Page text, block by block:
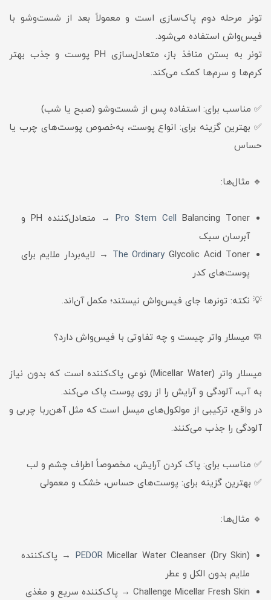
تونر مرحله دوم پاک‌سازی است و معمولاً بعد از شست‌وشو با
فیس‌واش استفاده می‌شود.
تونر به بستن منافذ باز، متعادل‌سازی PH پوست و جذب بهتر
کرم‌ها و سرم‌ها کمک می‌کند.
✅ مناسب برای: استفاده پس از شست‌وشو (صبح یا شب)
✅ بهترین گزینه برای: انواع پوست، به‌خصوص پوست‌های چرب یا
حساس
🔹 مثال‌ها:
Pro Stem Cell
Balancing Toner → متعادل‌کننده PH و
آبرسان سبک
The Ordinary Glycolic Acid Toner → لایه‌بردار ملایم برای
پوست‌های کدر
💡 نکته: تونرها جای فیس‌واش نیستند؛ مکمل آن‌اند.
🧼 میسلار واتر چیست و چه تفاوتی با فیس‌واش دارد؟
میسلار واتر (Micellar Water) نوعی پاک‌کننده است که بدون نیاز
به آب، آلودگی و آرایش را از روی پوست پاک می‌کند.
در واقع، ترکیبی از مولکول‌های میسل است که مثل آهن‌ربا چربی و
آلودگی را جذب می‌کنند.
✅ مناسب برای: پاک کردن آرایش، مخصوصاً اطراف چشم و لب
✅ بهترین گزینه برای: پوست‌های حساس، خشک و معمولی
🔹 مثال‌ها:
PEDOR Micellar Water Cleanser (Dry Skin) → پاک‌کننده
ملایم بدون الکل و عطر
Challenge Micellar Fresh Skin → پاک‌کننده سریع و مغذی